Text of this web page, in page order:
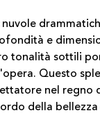
nuvole
e
tonalità sottili
Questo
nel regno
della